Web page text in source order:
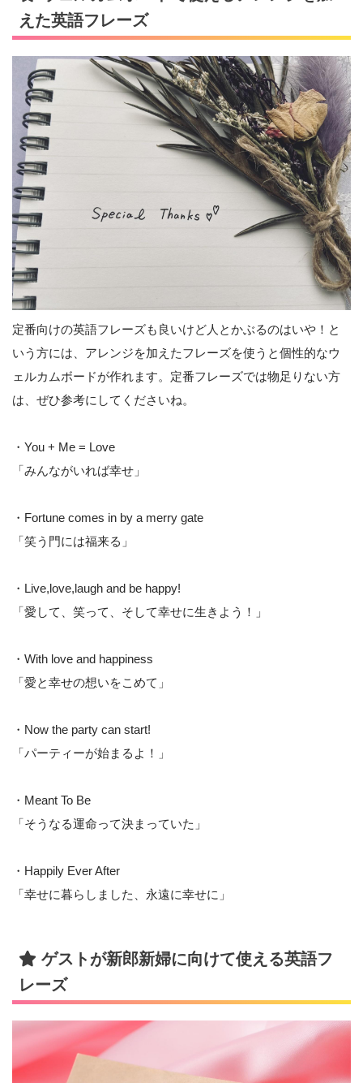
えた英語フレーズ
定番向けの英語フレーズも良いけど人とかぶるのはいや！と
いう方には、アレンジを加えたフレーズを使うと個性的なウ
ェルカムボードが作れます。定番フレーズでは物足りない方
は、ぜひ参考にしてくださいね。
・You + Me = Love
「みんながいれば幸せ」
・Fortune comes in by a merry gate
「笑う門には福来る」
・Live,love,laugh and be happy!
「愛して、笑って、そして幸せに生きよう！」
・With love and happiness
「愛と幸せの想いをこめて」
・Now the party can start!
「パーティーが始まるよ！」
・Meant To Be
「そうなる運命って決まっていた」
・Happily Ever After
「幸せに暮らしました、永遠に幸せに」
ゲストが新郎新婦に向けて使える英語フ
レーズ